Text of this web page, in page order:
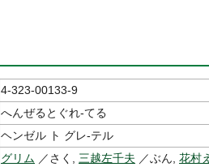
4-323-00133-9
へんぜるとぐれ-てる
ヘンゼル ト グレ-テル
グリム ／さく, 三越左千夫 ／ぶん, 花村